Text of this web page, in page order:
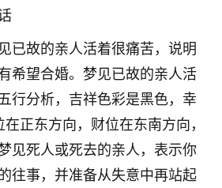
已故的亲人活着很痛苦，说明
希望合婚。梦见已故的亲人活
行分析，吉祥色彩是黑色，幸
正东方向，财位在东南方向，
见死人或死去的亲人，表示你
往事，并准备从失意中再站起
大半年不上学，一说她就要死要活
愁的不行，朋友给我推荐的慧来老
急乱投医，这半年来，法事一个个
了个人一样，不期望她能考多好的
稳稳的把书读了，身体心理都健健
足了！
下父母心啊！